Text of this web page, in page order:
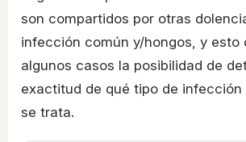
son compartidos por otras
infección común y/hongos, y esto
algunos casos la posibilidad de
exactitud de qué tipo de infección
se trata.